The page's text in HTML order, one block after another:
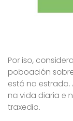
Por iso,
poboación
está na estrada.
na vida diaria e
traxedia.